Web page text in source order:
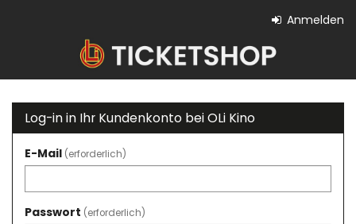
Anmelden
Kino
Log-in in Ihr Kundenkonto bei OLi Kino
E-Mail erforderlich
Passwort erforderlich